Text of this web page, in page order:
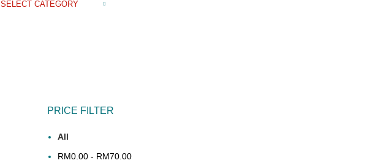
SELECT CATEGORY
PRICE FILTER
All
RM0.00 - RM70.00